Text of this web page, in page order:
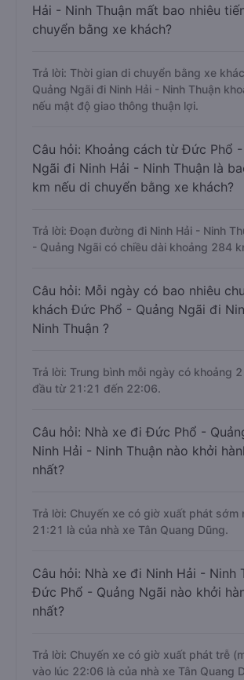
Hải - Ninh Thuận mất bao nhiêu
chuyển bằng xe khách?
Trả lời: Thời gian di chuyển bằng xe
Quảng Ngãi đi Ninh Hải - Ninh Thuận
nếu mật độ giao thông thuận lợi.
Câu hỏi: Khoảng cách từ Đức Phổ -
Ngãi đi Ninh Hải - Ninh Thuận là
km nếu di chuyển bằng xe khách?
Trả lời: Đoạn đường đi Ninh Hải - Ninh
- Quảng Ngãi có chiều dài khoảng 284
Câu hỏi: Mỗi ngày có bao nhiêu
khách Đức Phổ - Quảng Ngãi đi
Ninh Thuận ?
Trả lời: Trung bình mỗi ngày có khoảng
đầu từ 21:21 đến 22:06.
Câu hỏi: Nhà xe đi Đức Phổ -
Ninh Hải - Ninh Thuận nào khởi
nhất?
Trả lời: Chuyến xe có giờ xuất phát sớm
21:21 là của nhà xe Tân Quang Dũng.
Câu hỏi: Nhà xe đi Ninh Hải - Ninh
Đức Phổ - Quảng Ngãi nào khởi
nhất?
Trả lời: Chuyến xe có giờ xuất phát trễ
vào lúc 22:06 là của nhà xe Tân Quang